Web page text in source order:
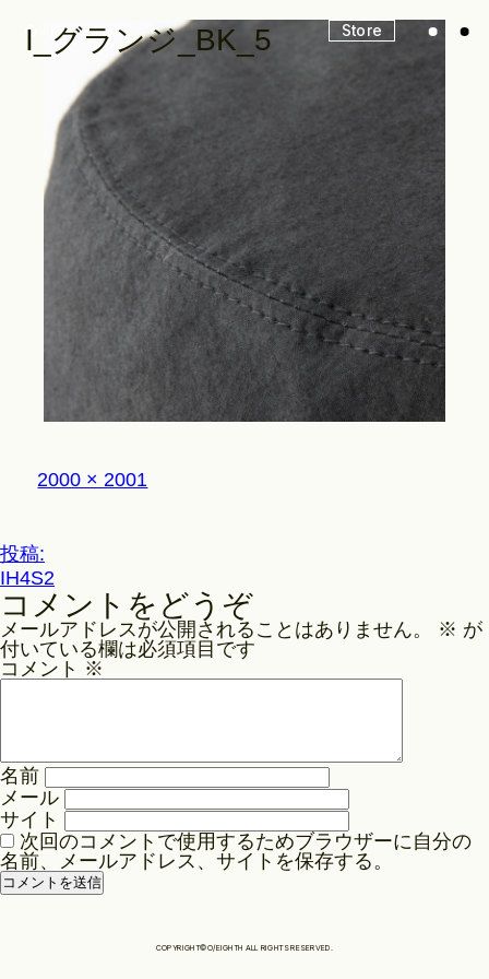
Store
Look
Construction
Product Lineup
News
Store
I_グランジ_BK_5
フ
ル
ズ
2000 × 2001
投
稿
ナ
ビ
ゲ
ョ
ン
投稿:
IH4S2
コメントをどうぞ
メールアドレスが公開されることはありません。 ※ が
付いている欄は必須項目です
コメント ※
名前
メール
サイト
次回のコメントで使用するためブラウザーに自分の
名前、メールアドレス、サイトを保存する。
COPYRIGHT©O/EIGHTH ALL RIGHTS RESERVED.